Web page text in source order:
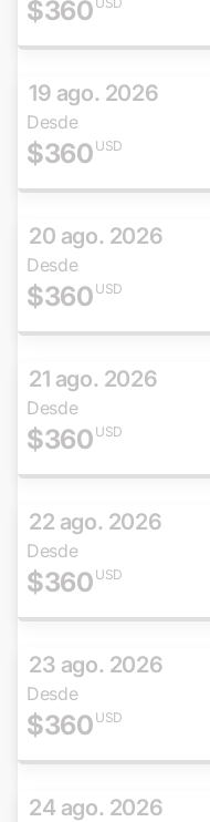
$360
19 ago. 2026
Desde
$360 USD
20 ago. 2026
Desde
$360 USD
21 ago. 2026
Desde
$360 USD
22 ago. 2026
Desde
$360 USD
23 ago. 2026
Desde
$360 USD
24 ago. 2026